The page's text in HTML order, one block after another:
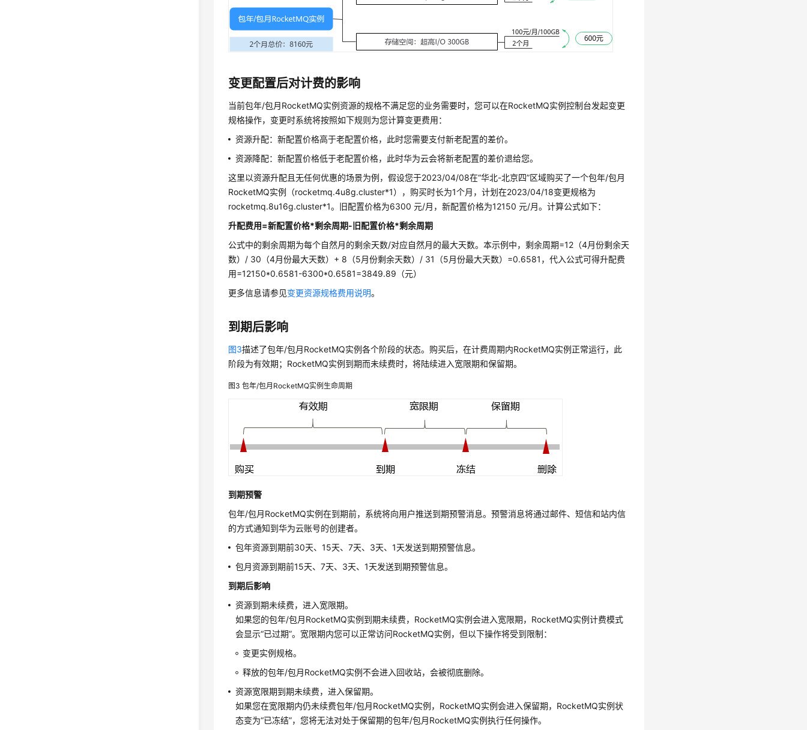
变更配置后对计费的影响
当前包年/包月RocketMQ实例资源的规格不满足您的业务需要时，您可以在RocketMQ实例控制台发起变更
规格操作，变更时系统将按照如下规则为您计算变更费用：
资源升配：新配置价格高于老配置价格，此时您需要支付新老配置的差价。
资源降配：新配置价格低于老配置价格，此时华为云会将新老配置的差价退给您。
这里以资源升配且无任何优惠的场景为例，假设您于2023/04/08在“华北-北京四”区域购买了一个包年/包月
RocketMQ实例（rocketmq.4u8g.cluster*1），购买时长为1个月，计划在2023/04/18变更规格为
rocketmq.8u16g.cluster*1。旧配置价格为6300 元/月，新配置价格为12150 元/月。计算公式如下：
升配费用=新配置价格*剩余周期-旧配置价格*剩余周期
公式中的剩余周期为每个自然月的剩余天数/对应自然月的最大天数。本示例中，剩余周期=12（4月份剩余天
数）/ 30（4月份最大天数）+ 8（5月份剩余天数）/ 31（5月份最大天数）=0.6581，代入公式可得升配费
用=12150*0.6581-6300*0.6581=3849.89（元）
更多信息请参见变更资源规格费用说明。
到期后影响
图3描述了包年/包月RocketMQ实例各个阶段的状态。购买后，在计费周期内RocketMQ实例正常运行，此
阶段为有效期；RocketMQ实例到期而未续费时，将陆续进入宽限期和保留期。
图3包年/包月RocketMQ实例生命周期
到期预警
包年/包月RocketMQ实例在到期前，系统将向用户推送到期预警消息。预警消息将通过邮件、短信和站内信
的方式通知到华为云账号的创建者。
包年资源到期前30天、15天、7天、3天、1天发送到期预警信息。
包月资源到期前15天、7天、3天、1天发送到期预警信息。
到期后影响
资源到期未续费，进入宽限期。
如果您的包年/包月RocketMQ实例到期未续费，RocketMQ实例会进入宽限期，RocketMQ实例计费模式
会显示“已过期”。宽限期内您可以正常访问RocketMQ实例，但以下操作将受到限制：
变更实例规格。
释放的包年/包月RocketMQ实例不会进入回收站，会被彻底删除。
资源宽限期到期未续费，进入保留期。
如果您在宽限期内仍未续费包年/包月RocketMQ实例，RocketMQ实例会进入保留期，RocketMQ实例状
态变为“已冻结”，您将无法对处于保留期的包年/包月RocketMQ实例执行任何操作。